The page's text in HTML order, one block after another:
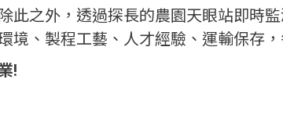
之外，透過探長的農園天眼站即時
境、製程工藝、人才經驗、運輸保存
!